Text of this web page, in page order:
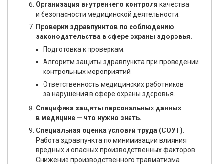
Организация внутреннего контроля качества
и безопасности медицинской деятельности.
Проверки здравпунктов по соблюдению
законодательства в сфере охраны здоровья.
Подготовка к проверкам.
Алгоритм защиты здравпункта при проведении
контрольных мероприятий.
Ответственность медицинских работников
за нарушения в сфере охраны здоровья.
Специфика защиты персональных данных
в медицине — что нужно знать.
Специальная оценка условий труда (СОУТ).
Работа здравпункта по минимизации влияния
вредных и опасных производственных факторов.
Снижение производственного травматизма